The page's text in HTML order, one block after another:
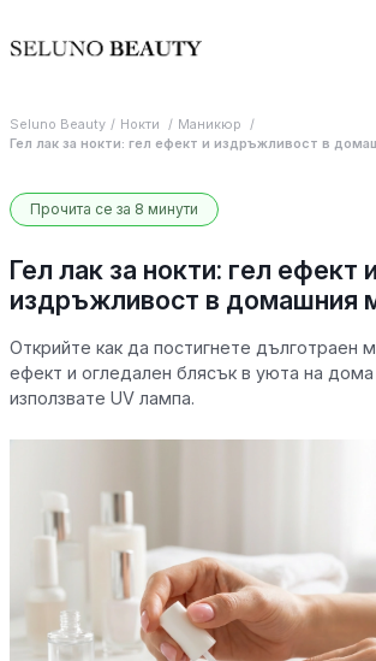
Seluno Beauty Нокти
Маникюр
Гел лак за нокти: гел ефект и издръжливост в
Прочита се за 8 минути
Гел лак за нокти: гел ефект и
издръжливост в домашния
Открийте как да постигнете дълготраен
ефект и огледален блясък в уюта на
използвате UV лампа.